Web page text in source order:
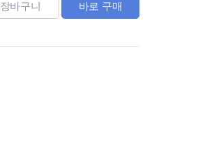
장바구니 바로 구매